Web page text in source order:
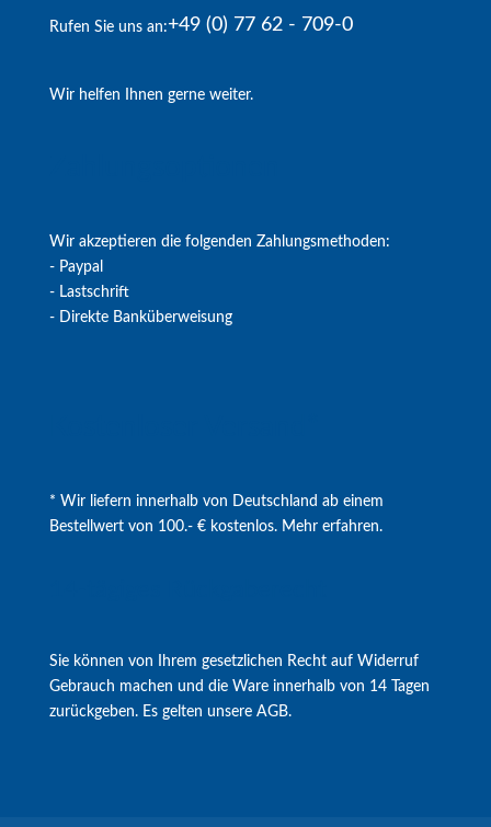
Rufen Sie uns an:+49 (0) 77 62 - 709-0
Wir helfen Ihnen gerne weiter.
Wir akzeptieren die folgenden Zahlungsmethoden:
- Paypal
- Lastschrift
- Direkte Banküberweisung
* Wir liefern innerhalb von Deutschland ab einem
Bestellwert von 100.- € kostenlos. Mehr erfahren.
Sie können von Ihrem gesetzlichen Recht auf Widerruf
Gebrauch machen und die Ware innerhalb von 14 Tagen
zurückgeben. Es gelten unsere AGB.